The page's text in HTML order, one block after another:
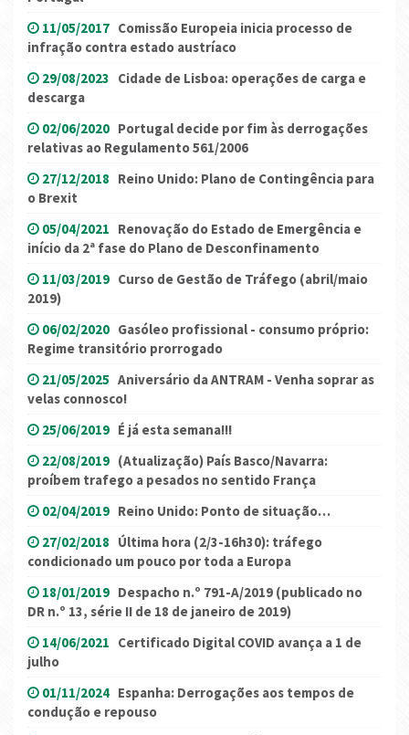
11/05/2017 Comissão Europeia inicia processo de
infração contra estado austríaco
29/08/2023 Cidade de Lisboa: operações de carga e
descarga
02/06/2020 Portugal decide por fim às derrogações
relativas ao Regulamento 561/2006
27/12/2018 Reino Unido: Plano de Contingência para
o Brexit
05/04/2021 Renovação do Estado de Emergência e
início da 2ª fase do Plano de Desconfinamento
11/03/2019 Curso de Gestão de Tráfego (abril/maio
2019)
06/02/2020 Gasóleo profissional - consumo próprio:
Regime transitório prorrogado
21/05/2025 Aniversário da ANTRAM - Venha soprar as
velas connosco!
25/06/2019 É já esta semana!!!
22/08/2019 (Atualização) País Basco/Navarra:
proíbem trafego a pesados no sentido França
02/04/2019 Reino Unido: Ponto de situação…
27/02/2018 Última hora (2/3-16h30): tráfego
condicionado um pouco por toda a Europa
18/01/2019 Despacho n.º 791-A/2019 (publicado no
DR n.º 13, série II de 18 de janeiro de 2019)
14/06/2021 Certificado Digital COVID avança a 1 de
julho
01/11/2024 Espanha: Derrogações aos tempos de
condução e repouso